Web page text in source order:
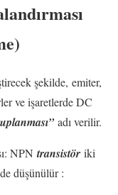
şekilde, emiter,
ve işaretlerde DC
adı verilir.
NPNtransistör iki
düşünülür :